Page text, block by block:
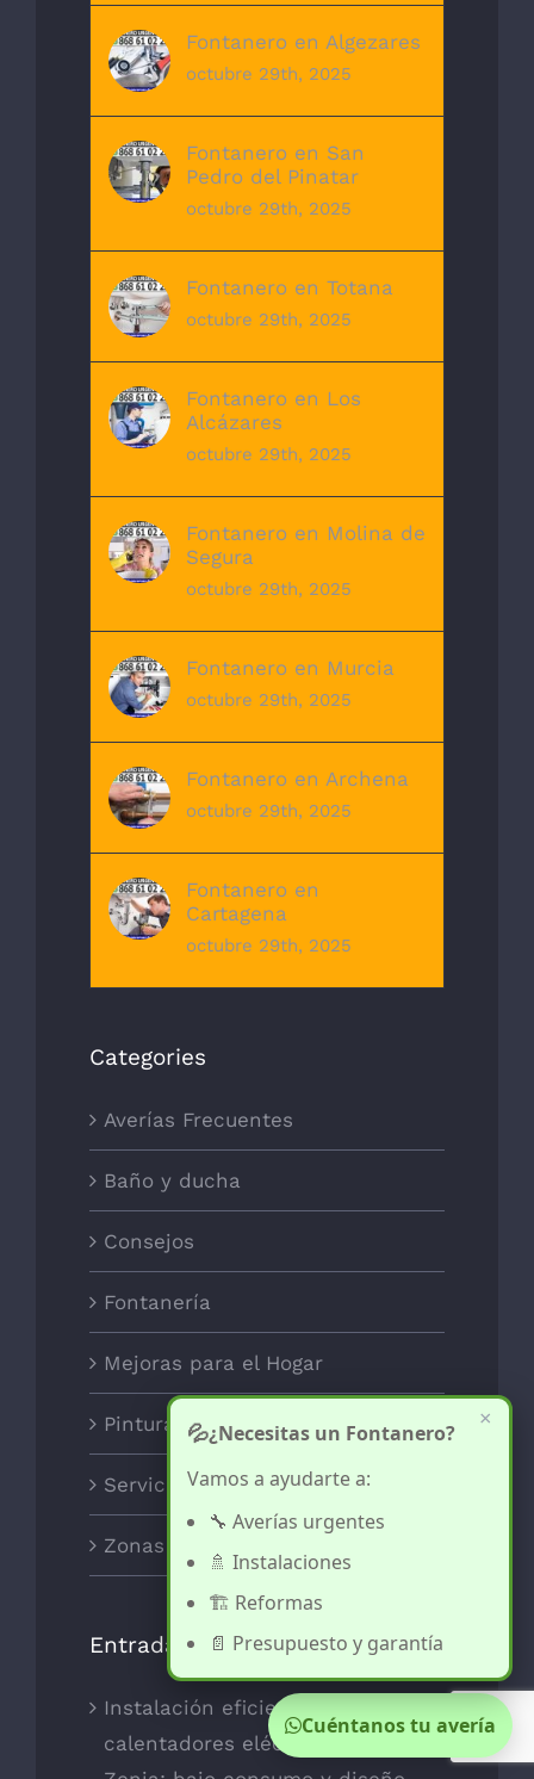
Fontanero en Algezares
octubre 29th, 2025
Fontanero en San
Pedro del Pinatar
octubre 29th, 2025
Fontanero en Totana
octubre 29th, 2025
Fontanero en Los
Alcázares
octubre 29th, 2025
Fontanero en Molina de
Segura
octubre 29th, 2025
Fontanero en Murcia
octubre 29th, 2025
Fontanero en Archena
octubre 29th, 2025
Fontanero en
Cartagena
octubre 29th, 2025
Categories
Averías Frecuentes
Baño y ducha
Consejos
Fontanería
Mejoras para el Hogar
Pintura y decoración
Servicios
Zonas
Entradas recientes
Instalación eficiente de
calentadores eléctricos en La
×
💦¿Necesitas un Fontanero?
Vamos a ayudarte a:
🔧 Averías urgentes
🚿 Instalaciones
🏗️ Reformas
📄 Presupuesto y garantía
Cuéntanos tu avería